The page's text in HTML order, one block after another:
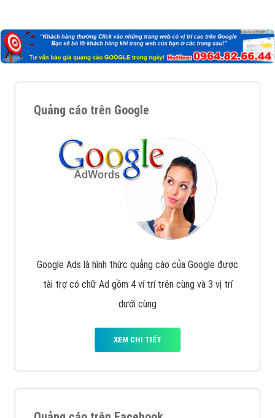
Quảng cáo trên Google
Google Ads là hình thức quảng cáo của Google được
tài trợ có chữ Ad gồm 4 ví trí trên cùng và 3 vị trí
dưới cùng
XEM CHI TIẾT